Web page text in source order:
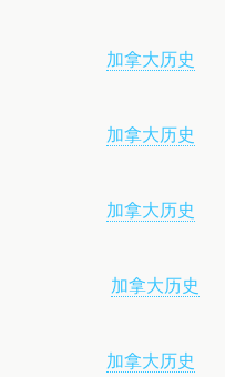
加拿大历史
加拿大历史
加拿大历史
加拿大历史
加拿大历史